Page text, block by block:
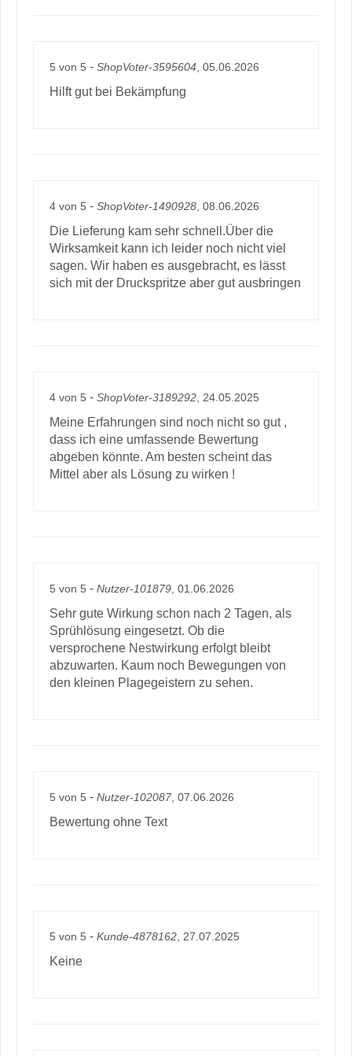
5 von 5 - ShopVoter-3595604 , 05.06.2026
Hilft gut bei Bekämpfung
4 von 5 - ShopVoter-1490928 , 08.06.2026
Die Lieferung kam sehr schnell.Über die
Wirksamkeit kann ich leider noch nicht viel
sagen. Wir haben es ausgebracht, es lässt
sich mit der Druckspritze aber gut ausbringen
4 von 5 - ShopVoter-3189292 , 24.05.2025
Meine Erfahrungen sind noch nicht so gut ,
dass ich eine umfassende Bewertung
abgeben könnte. Am besten scheint das
Mittel aber als Lösung zu wirken !
5 von 5 - Nutzer-101879 , 01.06.2026
Sehr gute Wirkung schon nach 2 Tagen, als
Sprühlösung eingesetzt. Ob die
versprochene Nestwirkung erfolgt bleibt
abzuwarten. Kaum noch Bewegungen von
den kleinen Plagegeistern zu sehen.
5 von 5 - Nutzer-102087 , 07.06.2026
Bewertung ohne Text
5 von 5 - Kunde-4878162 , 27.07.2025
Keine